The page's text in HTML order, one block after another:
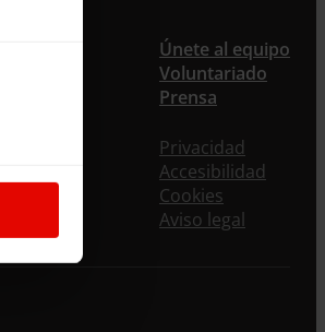
Únete al equipo
Voluntariado
Prensa
Privacidad
Accesibilidad
Cookies
Aviso legal